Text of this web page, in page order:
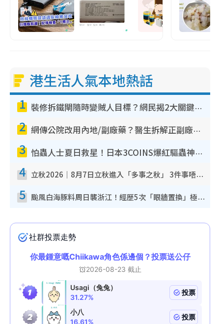
港生活人氣本地熱話
1 裝修拆鐵閘隨時變賊人目標？網民揭2大關鍵用途：裝新式等於白裝？附新舊鐵閘分別
2 網傳公院改用內地/副廠藥？醫生拆解正副廠分別 揭4類人換藥隨時出事
3 怕蟲人士夏日救星！日本3COINS爆紅驅蟲神器$45起 1招「全程免觸碰」輕鬆搞定小強
4 立秋2026｜8月7日立秋進入「多事之秋」 3件事唔做得！專家教6招開運 清枱頭／銀包納氣接好運
5 颱風白海豚料周日襲浙江！經歷5次「眼牆置換」極罕見 成登陸內地最長途颱風